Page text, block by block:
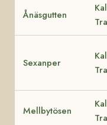
Ånäsgutten
Sexanper
Mellbytösen